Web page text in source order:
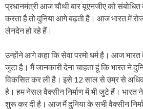
प्रधानमंत्री आज चौथी बार यूएनजीए को
करता है तो दुनिया आगे बढ़ती है। आज भारत में
लेनदेन हो रहे हैं।
उन्होंने आगे कहा कि सेवा परमो धर्म है। आज भारत
जुटा है। मैं जानकारी देना चाहता हूं कि भारत ने
विकसित कर ली है। इसे 12 साल से उम्र से
है। हम नेसल वैक्सीन निर्माण में भी जुटे हैं। भारत
शुरू कर दी है। आज मैं दुनिया के सभी वैक्सीन